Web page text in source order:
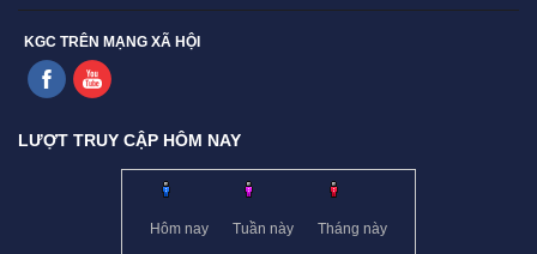
KGC TRÊN MẠNG XÃ HỘI
LƯỢT TRUY CẬP HÔM NAY
Hôm nay Tuần này Tháng này